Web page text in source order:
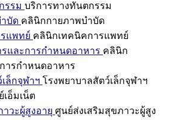
รรม บริการทางทันตกรรม
บัด คลินิกกายภาพบำบัด
แพทย์ คลินิกเทคนิคการแพทย์
และการกำหนดอาหาร คลินิก
ารกำหนดอาหาร
ล็กจุฬาฯ โรงพยาบาลสัตว์เล็กจุฬาฯ
เอ็มเน็ต
วะผู้สูงอายุ ศูนย์ส่งเสริมสุขภาวะผู้สูง